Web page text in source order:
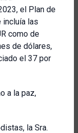
el Plan de
incluía las
como de
de dólares,
el 37 por
a la paz,
la Sra.